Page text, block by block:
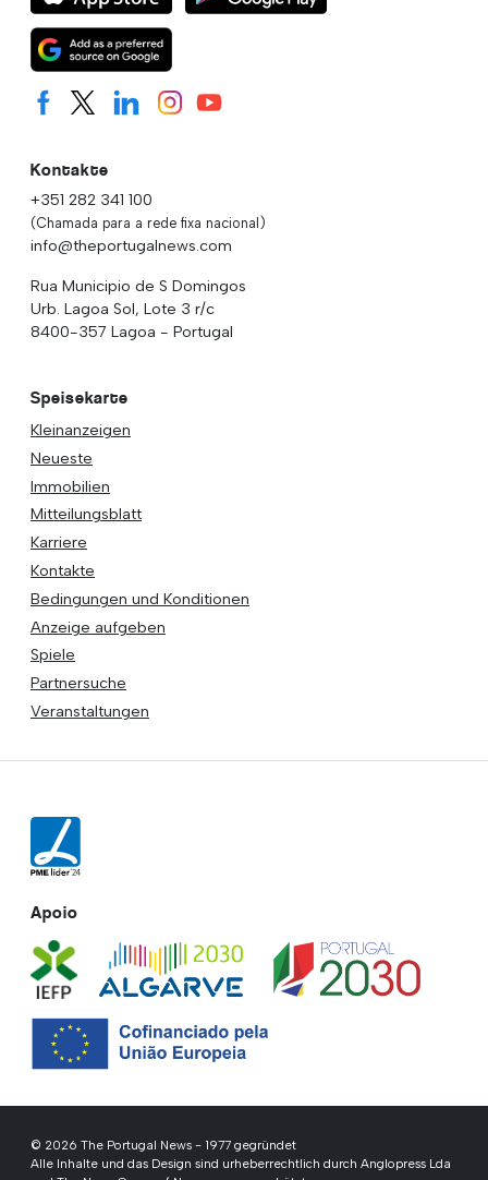
Kontakte
+351 282 341 100
(Chamada para a rede fixa nacional)
info@theportugalnews.com
Rua Municipio de S Domingos
Urb. Lagoa Sol, Lote 3 r/c
8400-357 Lagoa - Portugal
Speisekarte
Kleinanzeigen
Neueste
Immobilien
Mitteilungsblatt
Karriere
Kontakte
Bedingungen und Konditionen
Anzeige aufgeben
Spiele
Partnersuche
Veranstaltungen
Apoio
© 2026 The Portugal News - 1977 gegründet
Alle Inhalte und das Design sind urheberrechtlich durch Anglopress Lda